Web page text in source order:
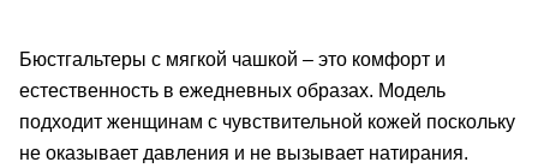
Бюстгальтеры с мягкой чашкой – это комфорт и
естественность в ежедневных образах. Модель
подходит женщинам с чувствительной кожей поскольку
не оказывает давления и не вызывает натирания.